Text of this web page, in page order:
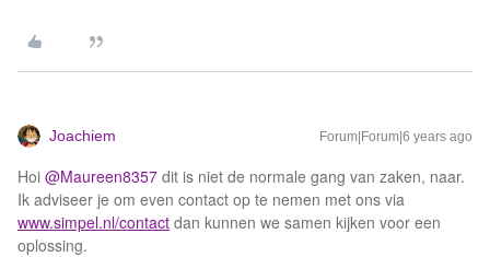
Joachiem Forum|Forum|6 years ago
Hoi @Maureen8357 dit is niet de normale gang van zaken, naar.
Ik adviseer je om even contact op te nemen met ons via
www.simpel.nl/contact dan kunnen we samen kijken voor een
oplossing.